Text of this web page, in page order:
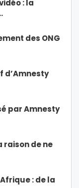
: la
des ONG
d’Amnesty
par Amnesty
raison de ne
: de la